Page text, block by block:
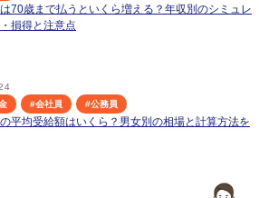
70歳まで払うといくら増える？年収別のシミュレ
損得と注意点
#会社員 #公務員
平均受給額はいくら？男女別の相場と計算方法を